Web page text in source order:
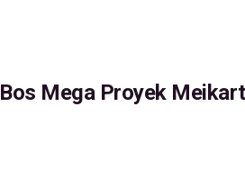
Bos Mega Proyek